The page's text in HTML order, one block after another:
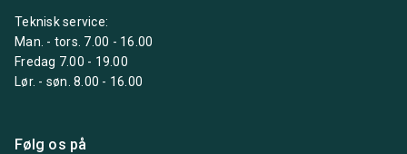
Teknisk service:
Man. - tors. 7.00 - 16.00
Fredag 7.00 - 19.00
Lør. - søn. 8.00 - 16.00
Følg os på